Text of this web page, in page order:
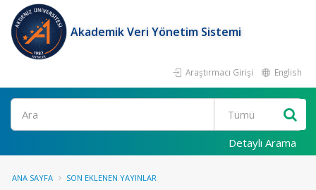
Akademik Veri Yönetim Sistemi
Araştırmacı Girişi English
Ara
Detaylı Arama
ANA SAYFA SON EKLENEN YAYINLAR